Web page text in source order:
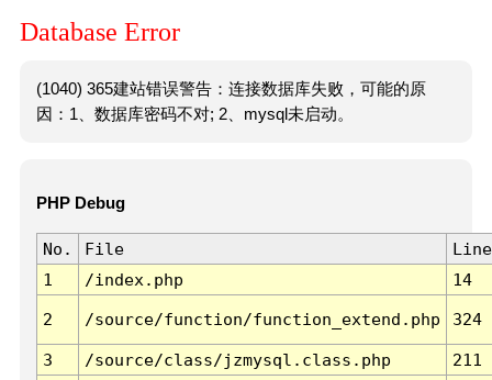
Database Error
(1040) 365建站错误警告：连接数据库失败，可能的原
因：1、数据库密码不对; 2、mysql未启动。
PHP Debug
No. File
Line
1
/index.php 14
2 /source/function/function_extend.php 324
3 /source/class/jzmysql.class.php
211